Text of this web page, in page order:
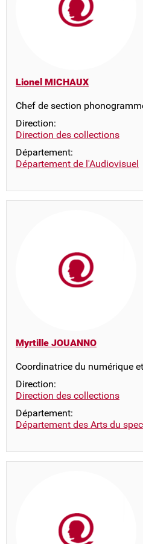
Lionel MICHAUX
Chef de section
Direction:
Direction des collections
Département:
Département de l'Audiovisuel
Myrtille JOUANNO
Coordinatrice du numérique
Direction:
Direction des collections
Département:
Département des Arts du